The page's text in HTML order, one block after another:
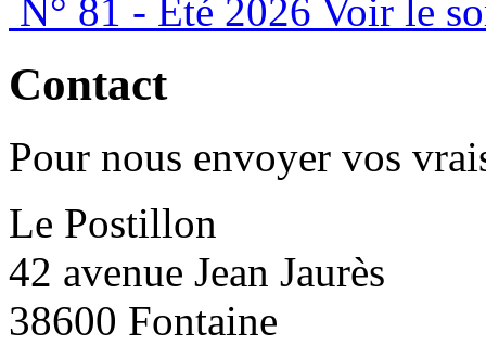
N° 81 - Été 2026 Voir le
Contact
Pour nous envoyer vos
Le Postillon
42 avenue Jean Jaurès
38600 Fontaine